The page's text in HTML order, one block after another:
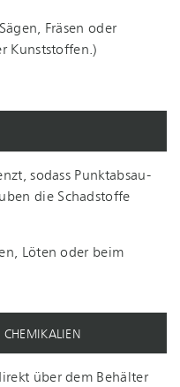
Fräsen oder
Kunststoffen.)
sodass Punkt­ab­sau­
die Schadstoffe
Löten oder beim
CHEMIKALIEN
über dem Behälter